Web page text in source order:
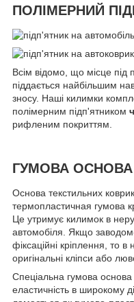
ПОЛІМЕРНИЙ
Всім відомо, що місце під
піддається найбільшим
зносу. Наші килимки
полімерним підп'ятником
рифленим покриттям.
ГУМОВА ОСНОВА
Основа текстильних
термопластичная гумова
Це утримує килимок в
автомобіля. Якщо
фіксаційні кріплення, то
оригінальні кліпси або
Спеціальна гумова основа
еластичність в широкому